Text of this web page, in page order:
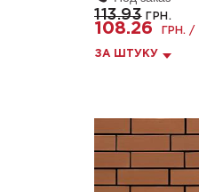
113.93ГРН.
108.26 ГРН. /
ЗА ШТУКУ